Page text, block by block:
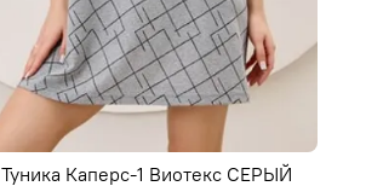
Туника Каперс-1 Виотекс СЕРЫЙ